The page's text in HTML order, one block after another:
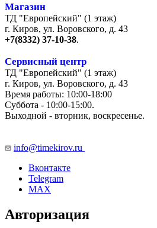
Магазин
ТД "Европейский" (1 этаж)
г. Киров, ул. Воровского, д. 43
+7(8332) 37-10-38.
Сервисный центр
ТД "Европейский" (1 этаж)
г. Киров, ул. Воровского, д. 43
Время работы: 10:00-18:00
Суббота - 10:00-15:00.
Выходной - вторник, воскресенье.
info@timekirov.ru
Вконтакте
Telegram
MAX
Авторизация